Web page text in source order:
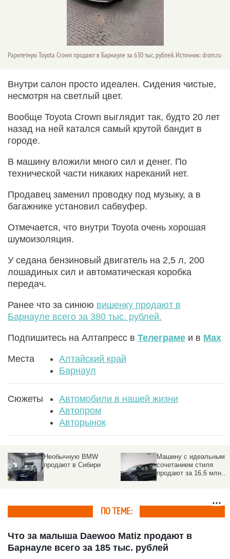
Раритетную Toyota Crown продают в Барнауле за 630 тыс. рублей. Источник: drom.ru
Внутри салон просто идеален. Сидения чистые,
несмотря на светлый цвет.
Вообще Toyota Crown выглядит так, будто 20 лет
назад на ней катался самый крутой бандит в
городе.
В машину вложили много сил и денег. По
технической части никаких нареканий нет.
Продавец заменил проводку под музыку, а в
багажнике установил сабвуфер.
Отмечается, что внутри Toyota очень хорошая
шумоизоляция.
У седана бензиновый двигатель на 2,5 л, 200
лошадиных сил и автоматическая коробка
передач.
Ранее что за синюю вишенку продают в
Барнауле всего за 380 тыс. рублей.
Подпишитесь на Алтапресс в Телеграме и в Max
Места
Алтайский край
Барнаул
Сюжеты
Автомобили в нашей жизни
Автопром
Авторынок
Машину с идеальным
сочетанием стиля
Топ кабриолетов для
жаркого лета, которые
можно приобрести в
ПО ТЕМЕ:
Что за малыша Daewoo Matiz продают в
Барнауле всего за 185 тыс. рублей